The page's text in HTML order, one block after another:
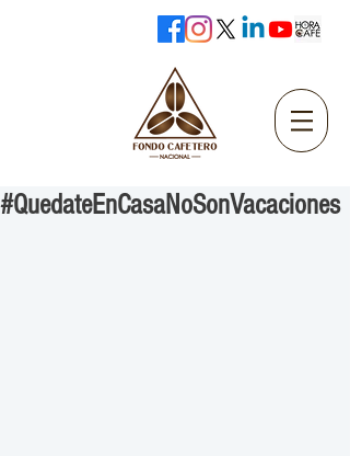
#QuedateEnCasaNoSonVacaciones